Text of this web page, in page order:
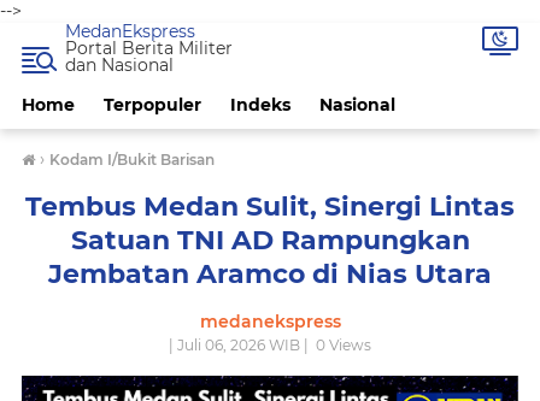
-->
Home Terpopuler Indeks Nasional
MedanEkspress
Portal Berita Militer
dan Nasional
› Kodam I/Bukit Barisan
Tembus Medan Sulit, Sinergi Lintas
Satuan TNI AD Rampungkan
Jembatan Aramco di Nias Utara
medanekspress
| Juli 06, 2026 WIB | 0 Views